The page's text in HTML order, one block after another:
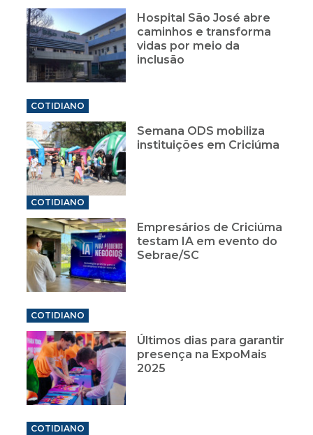
Hospital São José abre
caminhos e transforma
vidas por meio da
inclusão
COTIDIANO
Semana ODS mobiliza
instituições em Criciúma
COTIDIANO
Empresários de Criciúma
testam IA em evento do
Sebrae/SC
COTIDIANO
Últimos dias para garantir
presença na ExpoMais
2025
COTIDIANO